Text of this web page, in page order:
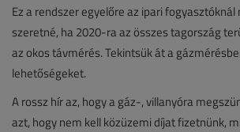
Ez a rendszer egyelőre az ipari fogyasztóknál
szeretné, ha 2020-ra az összes tagország
az okos távmérés. Tekintsük át a
lehetőségeket.
A rossz hír az, hogy a gáz-, villanyóra
azt, hogy nem kell közüzemi díjat fizetnünk,